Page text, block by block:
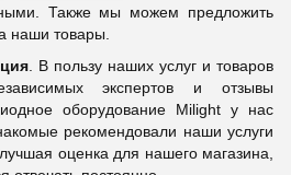
Также мы можем предложить
наши товары.
. В пользу наших услуг и товаров
экспертов и отзывы
оборудование Milight у нас
рекомендовали наши услуги
оценка для нашего магазина,